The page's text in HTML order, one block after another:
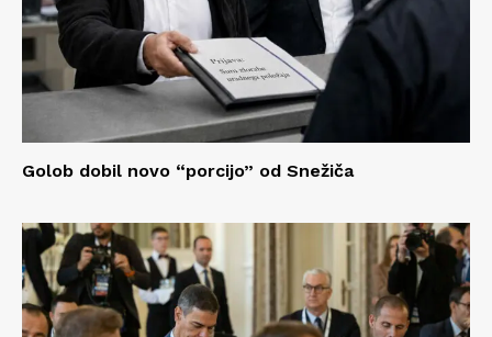
Golob dobil novo “porcijo” od Snežiča